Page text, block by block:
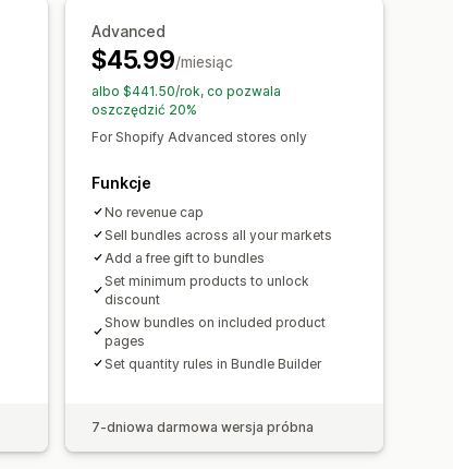
Advanced
$45.99/miesiąc
albo $441.50/rok, co pozwala
oszczędzić 20%
For Shopify Advanced stores only
Funkcje
No revenue cap
Sell bundles across all your markets
Add a free gift to bundles
Set minimum products to unlock
discount
Show bundles on included product
pages
Set quantity rules in Bundle Builder
7-dniowa darmowa wersja próbna